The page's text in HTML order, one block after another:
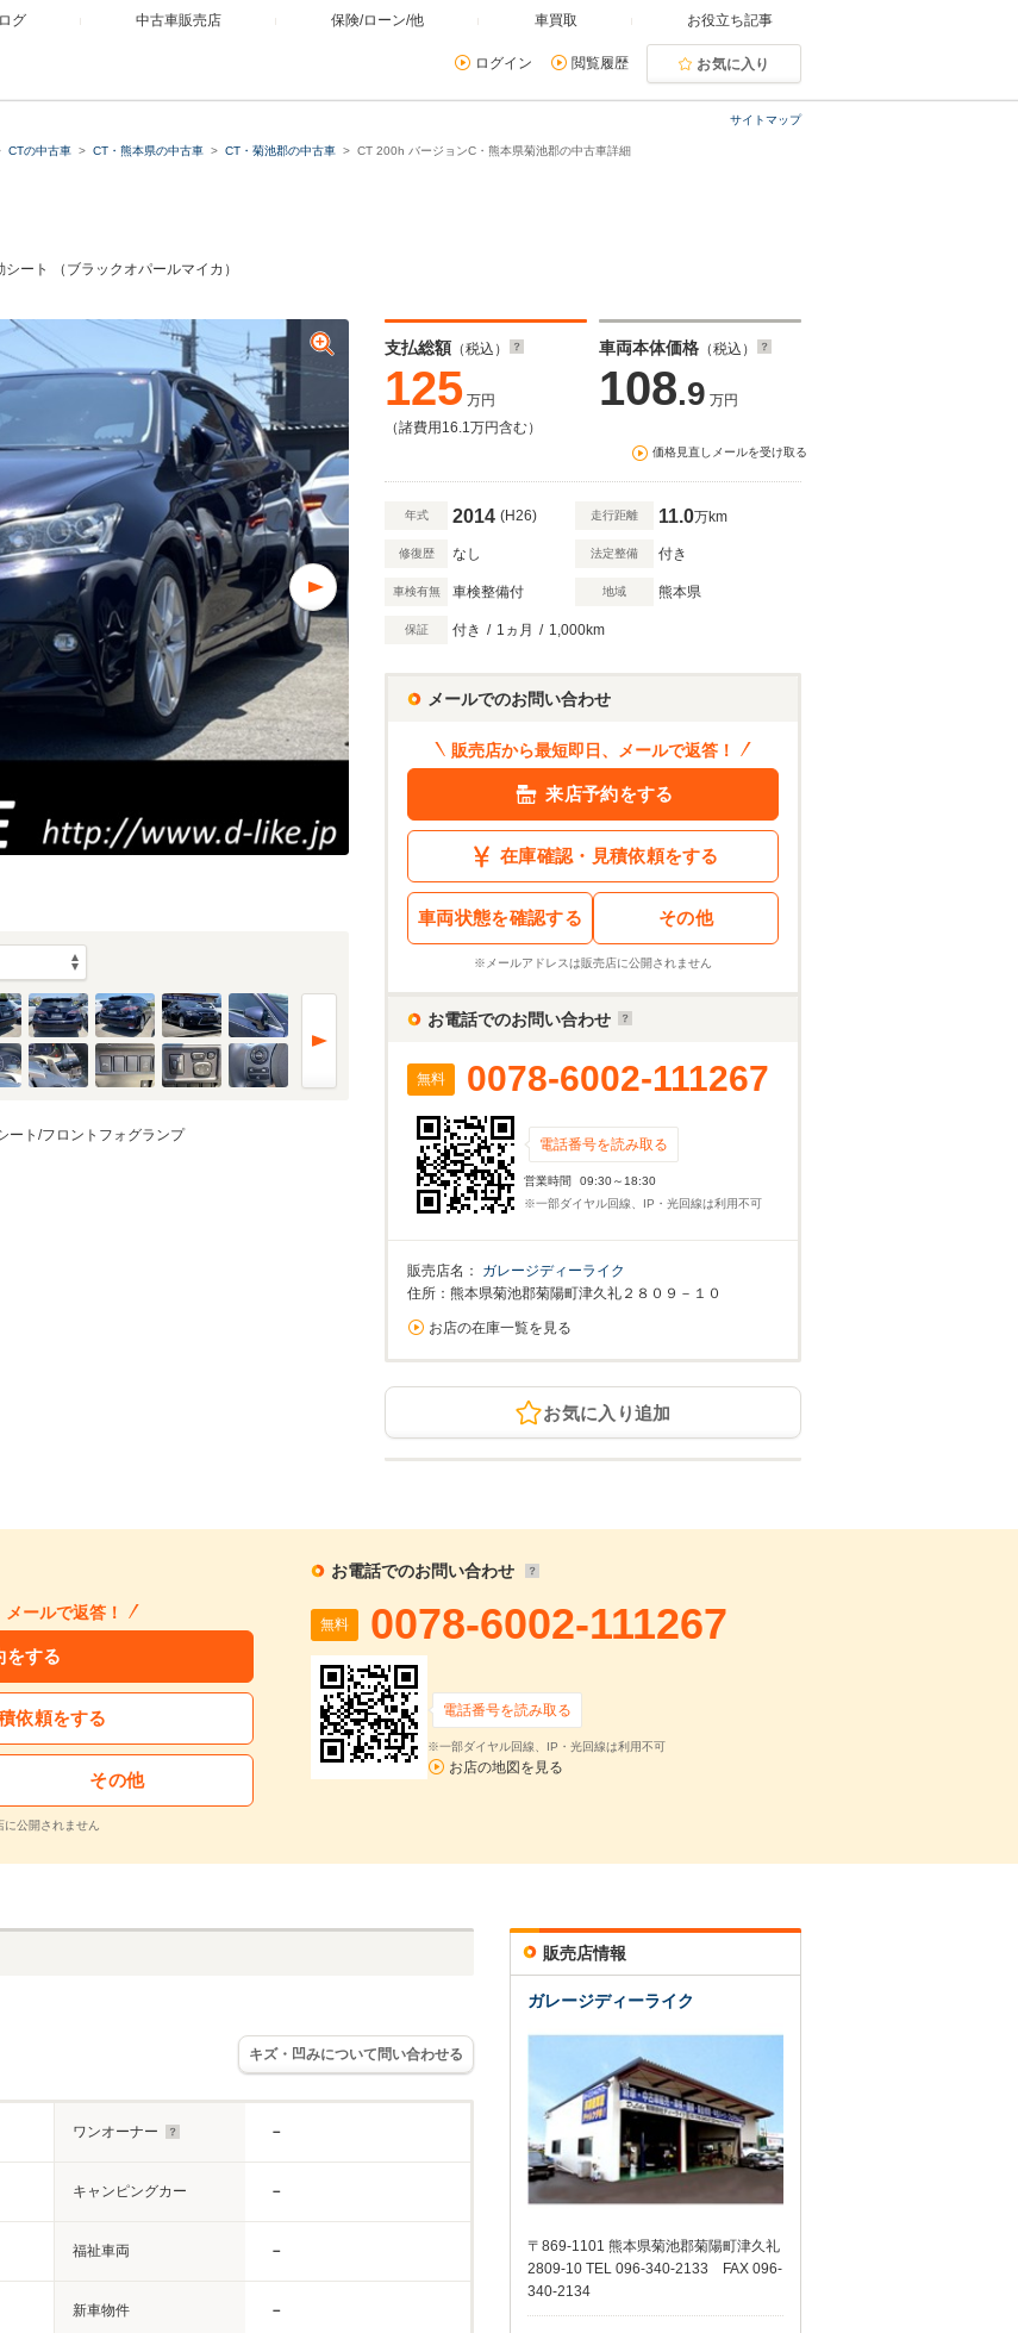
グ 中古車販売店 保険/ローン/他 車買取 お役立ち記事
ログイン 閲覧履歴 お気に入り
サイトマップ
CTの中古車 CT・熊本県の中古車 CT・菊池郡の中古車 CT 200h バージョンC・熊本県菊池郡の中古車詳細
ート （ブラックオパールマイカ）
ート/フロントフォグランプ
支払総額 （税込）
125 万円
（諸費用16.1万円含む）
車両本体価格 （税込）
108.9 万円
価格見直しメールを受け取る
年式 2014 (H26) 走行距離 11.0万km
修復歴 なし 法定整備 付き
車検有無 車検整備付 地域 熊本県
保証 付き / 1ヵ月 / 1,000km
メールでのお問い合わせ
販売店から最短即日、メールで返答！
来店予約をする
在庫確認・見積依頼をする
車両状態を確認する その他
※メールアドレスは販売店に公開されません
お電話でのお問い合わせ
無料 0078-6002-111267
電話番号を読み取る
営業時間
09:30～18:30
※一部ダイヤル回線、IP・光回線は利用不可
販売店名： ガレージディーライク
住所：熊本県菊池郡菊陽町津久礼２８０９－１０
お店の在庫一覧を見る
お気に入り追加
ールで返答！
をする
依頼をする
その他
公開されません
お電話でのお問い合わせ
無料 0078-6002-111267
電話番号を読み取る
※一部ダイヤル回線、IP・光回線は利用不可
お店の地図を見る
キズ・凹みについて問い合わせる
ワンオーナー －
キャンピングカー －
福祉車両 －
新車物件 －
販売店情報
ガレージディーライク
〒869-1101 熊本県菊池郡菊陽町津久礼
2809-10 TEL 096-340-2133 FAX 096-
340-2134